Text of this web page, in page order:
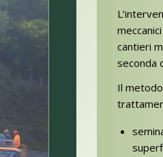
cantieri
seconda
Il